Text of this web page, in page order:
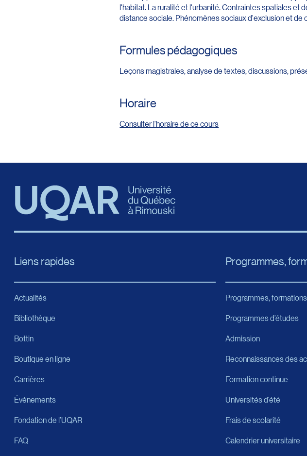
l'habitat. La ruralité et l'urbanité. Contraintes spatiales
distance sociale. Phénomènes sociaux d'exclusion et de
Formules pédagogiques
Leçons magistrales, analyse de textes, discussions,
Horaire
Consulter l'horaire de ce cours
Liens rapides
Actualités
Bibliothèque
Bottin
Boutique en ligne
Carrières
Événements
Fondation de l’UQAR
FAQ
Programmes,
Programmes,
Programmes d’études
Admission
Reconnaissances des
Formation continue
Universités d’été
Frais de scolarité
Calendrier universitaire